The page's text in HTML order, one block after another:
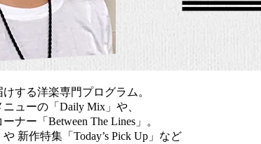
する洋楽専門プログラム。
ューの「Daily Mix」や、
ナー「Between The Lines」。
新作特集「Today’s Pick Up」など